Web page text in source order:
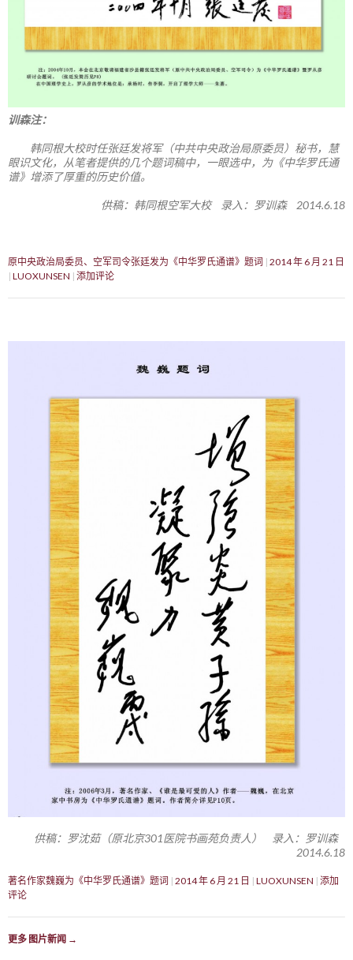
训森注：
韩同根大校时任张廷发将军（中共中央政治局原委员）秘书，慧
眼识文化，从笔者提供的几个题词稿中，一眼选中，为《中华罗氏通
谱》增添了厚重的历史价值。
供稿：韩同根空军大校 录入：罗训森 2014.6.18
原中央政治局委员、空军司令张廷发为《中华罗氏通谱》题词 2014 年 6 月 21 日
LUOXUNSEN 添加评论
供稿：罗沈茹（原北京301医院书画苑负责人） 录入：罗训森
2014.6.18
著名作家魏巍为《中华罗氏通谱》题词 2014 年 6 月 21 日 LUOXUNSEN 添加
评论
更多 图片新闻 →